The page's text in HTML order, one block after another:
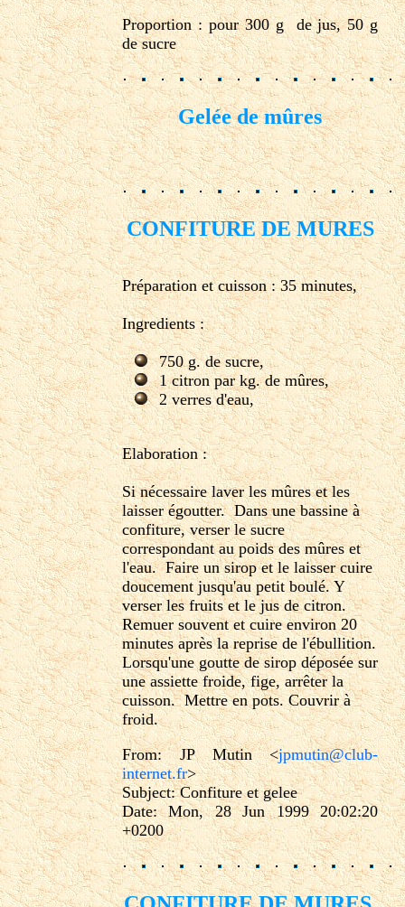
Proportion : pour 300 g de jus, 50 g
de sucre
Gelée de mûres
CONFITURE DE MURES
Préparation et cuisson : 35 minutes,
Ingredients :
750 g. de sucre,
1 citron par kg. de mûres,
2 verres d'eau,
Elaboration :
Si nécessaire laver les mûres et les
laisser égoutter. Dans une bassine à
confiture, verser le sucre
correspondant au poids des mûres et
l'eau. Faire un sirop et le laisser cuire
doucement jusqu'au petit boulé. Y
verser les fruits et le jus de citron.
Remuer souvent et cuire environ 20
minutes après la reprise de l'ébullition.
Lorsqu'une goutte de sirop déposée sur
une assiette froide, fige, arrêter la
cuisson. Mettre en pots. Couvrir à
froid.
From: JP Mutin <jpmutin@club-
internet.fr>
Subject: Confiture et gelee
Date: Mon, 28 Jun 1999 20:02:20
+0200